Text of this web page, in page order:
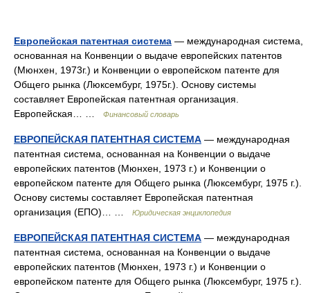
Европейская патентная система — международная система,
основанная на Конвенции о выдаче европейских патентов
(Мюнхен, 1973г.) и Конвенции о европейском патенте для
Общего рынка (Люксембург, 1975г.). Основу системы
составляет Европейская патентная организация.
Европейская… …
Финансовый словарь
ЕВРОПЕЙСКАЯ ПАТЕНТНАЯ СИСТЕМА — международная
патентная система, основанная на Конвенции о выдаче
европейских патентов (Мюнхен, 1973 г.) и Конвенции о
европейском патенте для Общего рынка (Люксембург, 1975 г.).
Основу системы составляет Европейская патентная
организация (ЕПО)… …
Юридическая энциклопедия
ЕВРОПЕЙСКАЯ ПАТЕНТНАЯ СИСТЕМА — международная
патентная система, основанная на Конвенции о выдаче
европейских патентов (Мюнхен, 1973 г.) и Конвенции о
европейском патенте для Общего рынка (Люксембург, 1975 г.).